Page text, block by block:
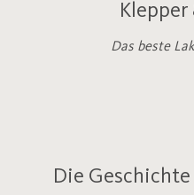
Klepper
Das beste
Die